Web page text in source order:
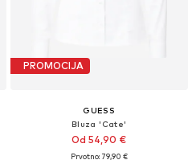
PROMOCIJA
GUESS
Bluza 'Cate'
Od 54,90 €
Prvotno: 79,90 €